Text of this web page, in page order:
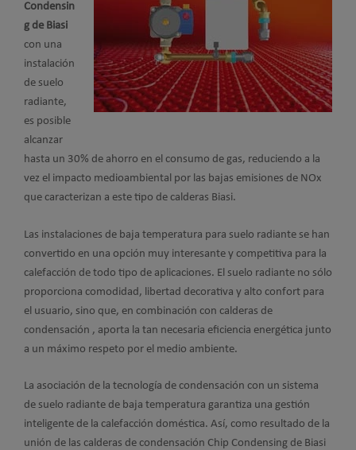
Condensin
g de Biasi
con una
instalación
de suelo
radiante,
es posible
alcanzar
hasta un 30% de ahorro en el consumo de gas, reduciendo a la
vez el impacto medioambiental por las bajas emisiones de NOx
que caracterizan a este tipo de calderas Biasi.
Las instalaciones de baja temperatura para suelo radiante se han
convertido en una opción muy interesante y competitiva para la
calefacción de todo tipo de aplicaciones. El suelo radiante no sólo
proporciona comodidad, libertad decorativa y alto confort para
el usuario, sino que, en combinación con calderas de
condensación , aporta la tan necesaria eficiencia energética junto
a un máximo respeto por el medio ambiente.
La asociación de la tecnología de condensación con un sistema
de suelo radiante de baja temperatura garantiza una gestión
inteligente de la calefacción doméstica. Así, como resultado de la
unión de las calderas de condensación Chip Condensing de Biasi